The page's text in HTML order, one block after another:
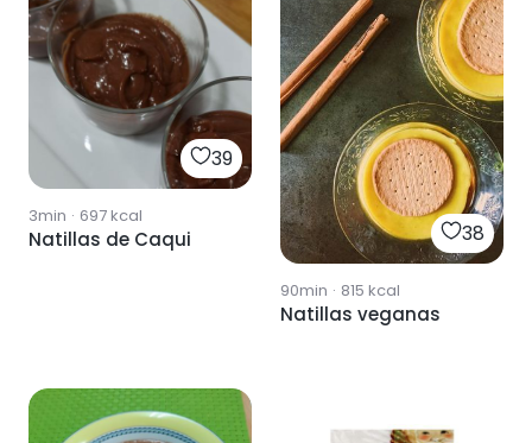
39
3min · 697kcal
Natillas de Caqui 38
90min · 815 kcal
Natillas veganas